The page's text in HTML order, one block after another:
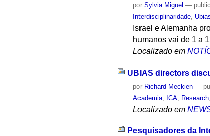
porSylvia Miguel —
Interdisciplinaridade
Israel e Alemanha
humanos vai de 1 a
Localizado em
UBIAS directors
por Richard Meckien —
Academia ICA Research
Localizado em
Pesquisadores da